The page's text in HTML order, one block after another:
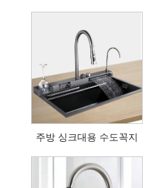
주방 싱크대용 수도꼭지